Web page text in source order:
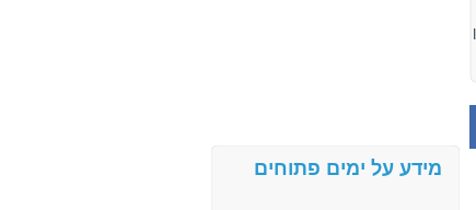
מידע על ימים פתוחים